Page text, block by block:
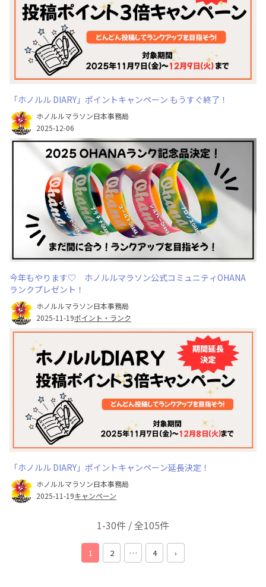
「ホノルル DIARY」ポイントキャンペーン もうすぐ終了！
ホノルルマラソン日本事務局
2025-12-06
今年もやります♡ ホノルルマラソン公式コミュニティOHANA
ランクプレゼント！
ホノルルマラソン日本事務局
2025-11-19ポイント・ランク
「ホノルル DIARY」ポイントキャンペーン延長決定！
ホノルルマラソン日本事務局
2025-11-19キャンペーン
1-30件 / 全105件
1 2 … 4 ›